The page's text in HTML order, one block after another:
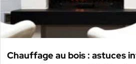
Chauffage au bois : astuces